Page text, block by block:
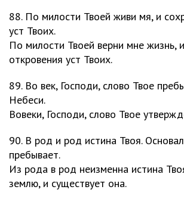
88. По милости Твоей живи мя, и
уст Твоих.
По милости Твоей верни мне жизнь,
откровения уст Твоих.
89. Во век, Господи, слово Твое
Небеси.
Вовеки, Господи, слово Твое
90. В род и род истина Твоя.
пребывает.
Из рода в род неизменна истина
землю, и существует она.